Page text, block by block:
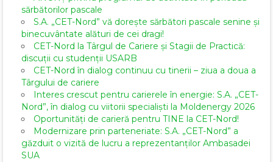
sărbătorilor pascale
S.A. „CET-Nord” vă dorește sărbători pascale senine și
binecuvântate alături de cei dragi!
CET-Nord la Târgul de Cariere și Stagii de Practică:
discuții cu studenții USARB
CET-Nord în dialog continuu cu tinerii – ziua a doua a
Târgului de cariere
Interes crescut pentru carierele în energie: S.A. „CET-
Nord”, în dialog cu viitorii specialiști la Moldenergy 2026
Oportunități de carieră pentru TINE la CET-Nord!
Modernizare prin parteneriate: S.A. „CET-Nord” a
găzduit o vizită de lucru a reprezentanților Ambasadei
SUA